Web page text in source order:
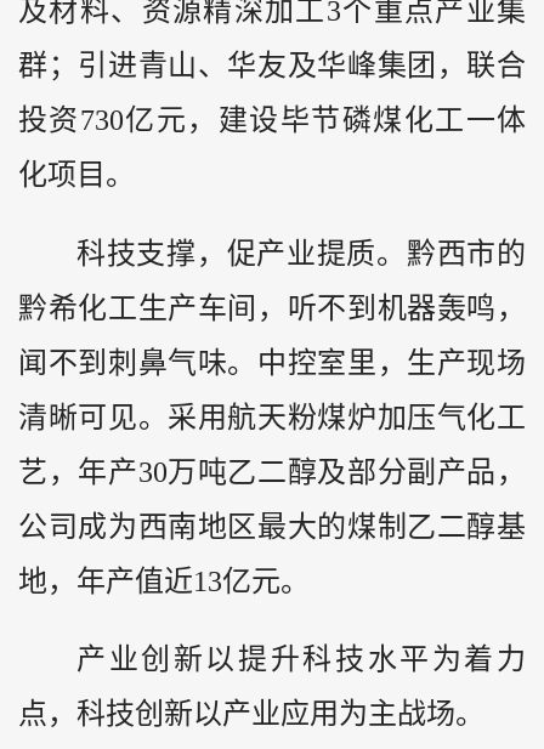
及材料、资源精深加工3个重点产业集
群；引进青山、华友及华峰集团，联合
投资730亿元，建设毕节磷煤化工一体
化项目。
科技支撑，促产业提质。 黔西市的
黔希化工生产车间，听不到机器轰鸣，
闻不到刺鼻气味。中控室里，生产现场
清晰可见。采用航天粉煤炉加压气化工
艺，年产30万吨乙二醇及部分副产品，
公司成为西南地区最大的煤制乙二醇基
地，年产值近13亿元。
产业创新以提升科技水平为着力
点，科技创新以产业应用为主战场。